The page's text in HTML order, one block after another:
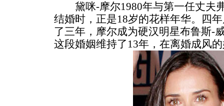
黛咪-摩尔1980年与第一任丈夫弗
结婚时，正是18岁的花样年华。四
了三年，摩尔成为硬汉明星布鲁斯-
这段婚姻维持了13年，在离婚成风